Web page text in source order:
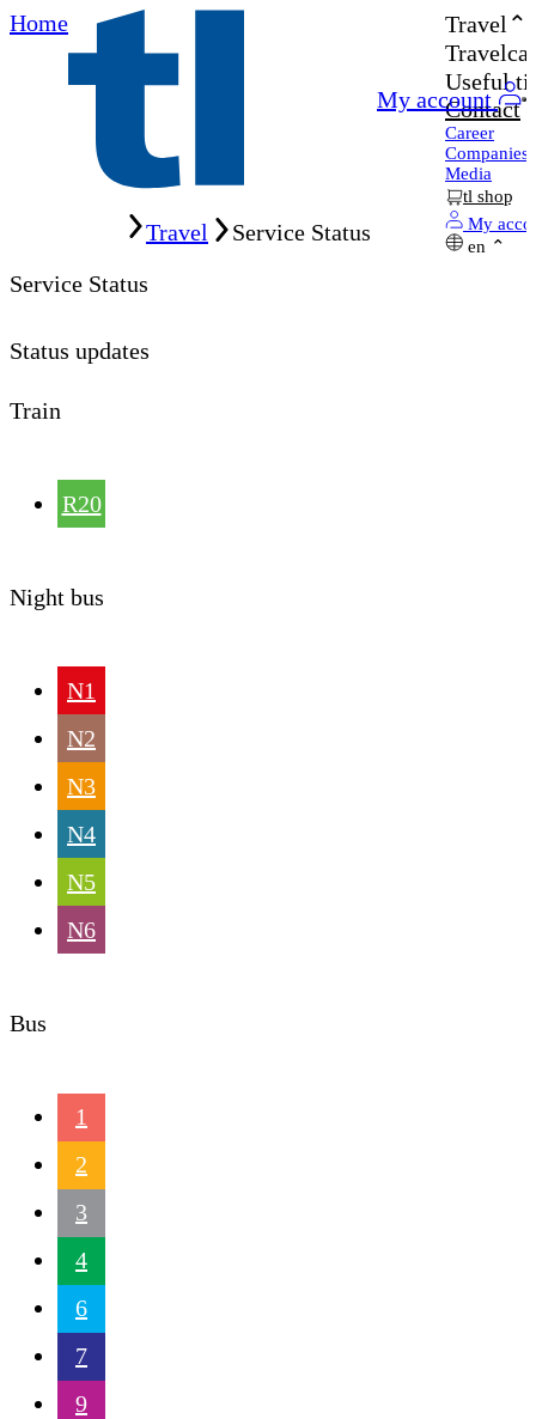
Home
My account
Travel
Useful
Contact
Career
Companies
Media
tl shop
My
en
Travel
Service Status
Service Status
Status updates
Train
R20
Night bus
N1
N2
N3
N4
N5
N6
Bus
1
2
3
4
6
7
9